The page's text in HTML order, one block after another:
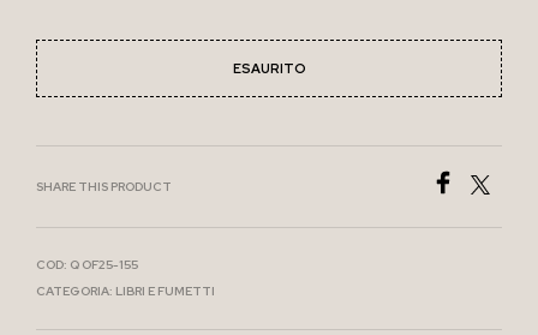
ESAURITO
SHARE THIS PRODUCT
COD: Q OF25-155
CATEGORIA: LIBRI E FUMETTI